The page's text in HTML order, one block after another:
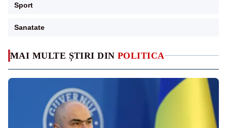
MAI MULTE ȘTIRI DIN POLITICA
Sport
Sanatate